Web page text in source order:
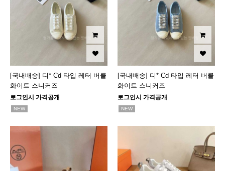
[국내배송] 디* Cd 타입 레터 버클
화이트 스니커즈
로그인시 가격공개
NEW
[국내배송] 디* Cd 타입 레터 버클
화이트 스니커즈
로그인시 가격공개
NEW